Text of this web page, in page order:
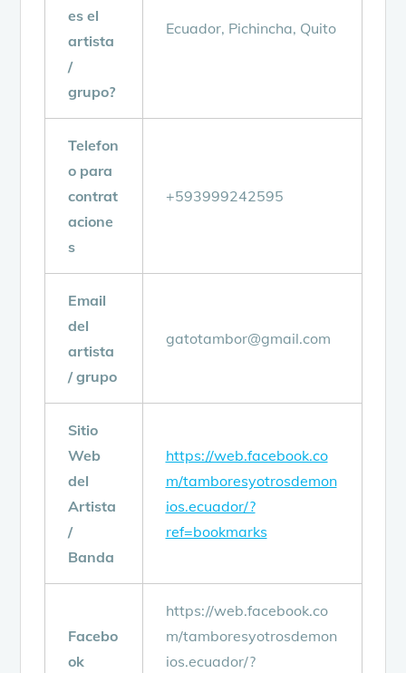
es el
artista
/
grupo?
Ecuador, Pichincha, Quito
Telefon
o para
contrat
acione
s
+593999242595
Email
del
artista
/ grupo
gatotambor@gmail.com
Sitio
Web
del
Artista
/
Banda
https://web.facebook.co
m/tamboresyotrosdemon
ios.ecuador/?
ref=bookmarks
Facebo
ok
https://web.facebook.co
m/tamboresyotrosdemon
ios.ecuador/?